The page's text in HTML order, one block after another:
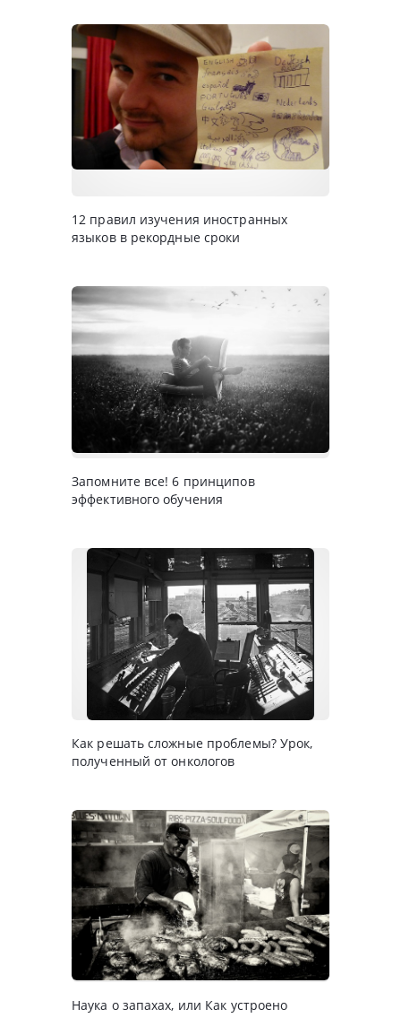
12 правил изучения иностранных
языков в рекордные сроки
Запомните все! 6 принципов
эффективного обучения
Как решать сложные проблемы? Урок,
полученный от онкологов
Наука о запахах, или Как устроено